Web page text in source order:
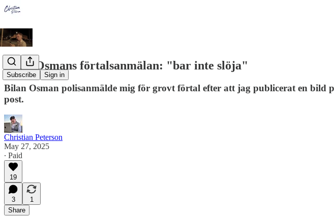
Subscribe Sign in
Bilan Osmans förtalsanmälan: "bar inte slöja"
Bilan Osman polisanmälde mig för grovt förtal efter att jag publicerat en bild
post.
Christian Peterson
May 27, 2025
∙ Paid
19
3
1
Share